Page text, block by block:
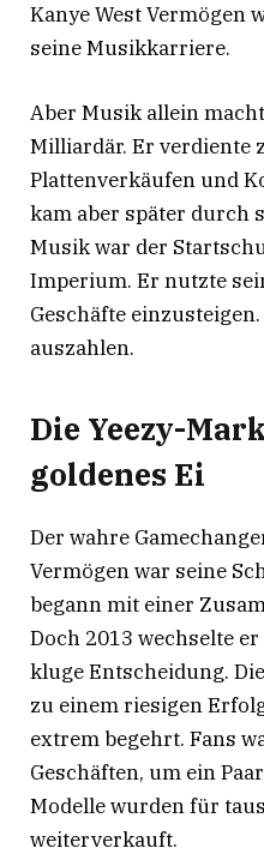
Kanye West Vermögen
seine Musikkarriere.
Aber Musik allein
Milliardär. Er verdiente
Plattenverkäufen und
kam aber später durch
Musik war der
Imperium. Er nutzte
Geschäfte
auszahlen.
Die Yeezy-
goldenes Ei
Der wahre
Vermögen war seine
begann mit einer
Doch 2013 wechselte
kluge Entscheidung.
zu einem riesigen
extrem begehrt. Fans
Geschäften, um ein
Modelle wurden für
weiterverkauft.